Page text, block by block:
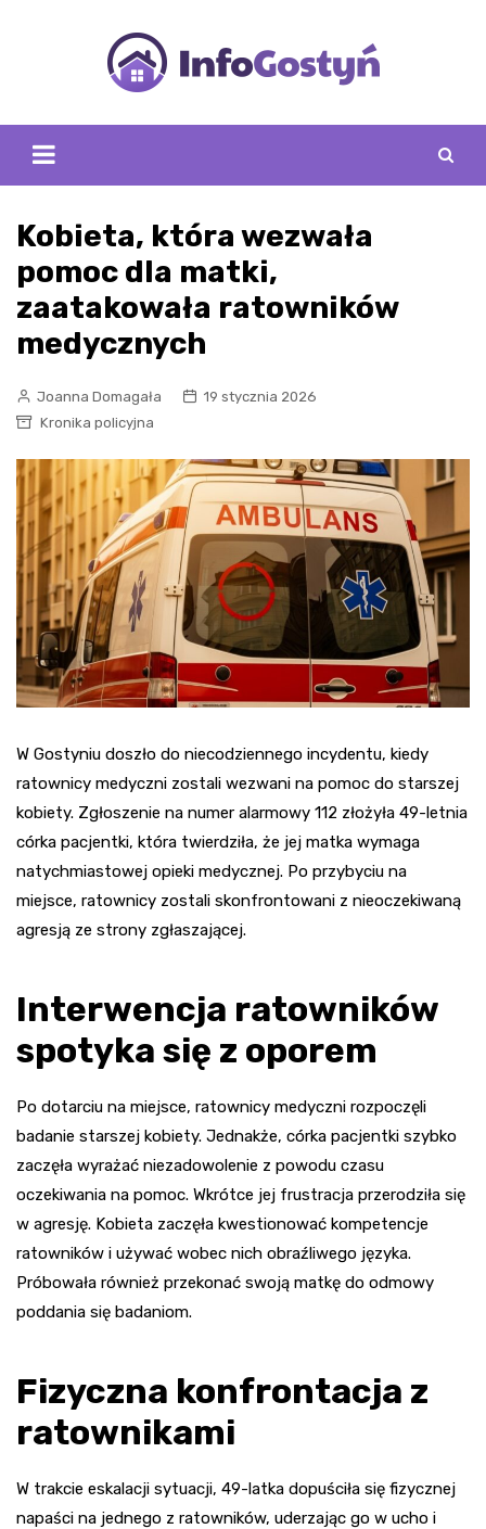
Kobieta, która wezwała
pomoc dla matki,
zaatakowała ratowników
medycznych
Joanna Domagała
19 stycznia 2026
Kronika policyjna
W Gostyniu doszło do niecodziennego incydentu, kiedy
ratownicy medyczni zostali wezwani na pomoc do starszej
kobiety. Zgłoszenie na numer alarmowy 112 złożyła 49-letnia
córka pacjentki, która twierdziła, że jej matka wymaga
natychmiastowej opieki medycznej. Po przybyciu na
miejsce, ratownicy zostali skonfrontowani z nieoczekiwaną
agresją ze strony zgłaszającej.
Interwencja ratowników
spotyka się z oporem
Po dotarciu na miejsce, ratownicy medyczni rozpoczęli
badanie starszej kobiety. Jednakże, córka pacjentki szybko
zaczęła wyrażać niezadowolenie z powodu czasu
oczekiwania na pomoc. Wkrótce jej frustracja przerodziła się
w agresję. Kobieta zaczęła kwestionować kompetencje
ratowników i używać wobec nich obraźliwego języka.
Próbowała również przekonać swoją matkę do odmowy
poddania się badaniom.
Fizyczna konfrontacja z
ratownikami
W trakcie eskalacji sytuacji, 49-latka dopuściła się fizycznej
napaści na jednego z ratowników, uderzając go w ucho i